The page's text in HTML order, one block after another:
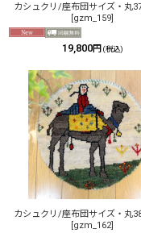
カシュクリ/座布団サイズ・丸
[gzm_159]
19,800円 (税込)
カシュクリ/座布団サイズ・丸
[gzm_162]